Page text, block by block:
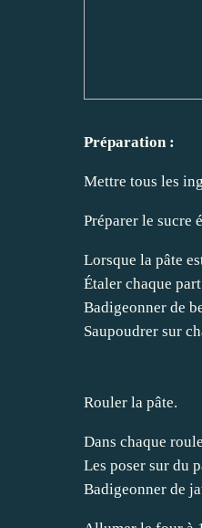
Préparation :
Mettre tous les
Préparer le sucre
Lorsque la pâte
Étaler chaque
Badigeonner de
Saupoudrer sur
Rouler la pâte.
Dans chaque
Les poser sur du
Badigeonner de